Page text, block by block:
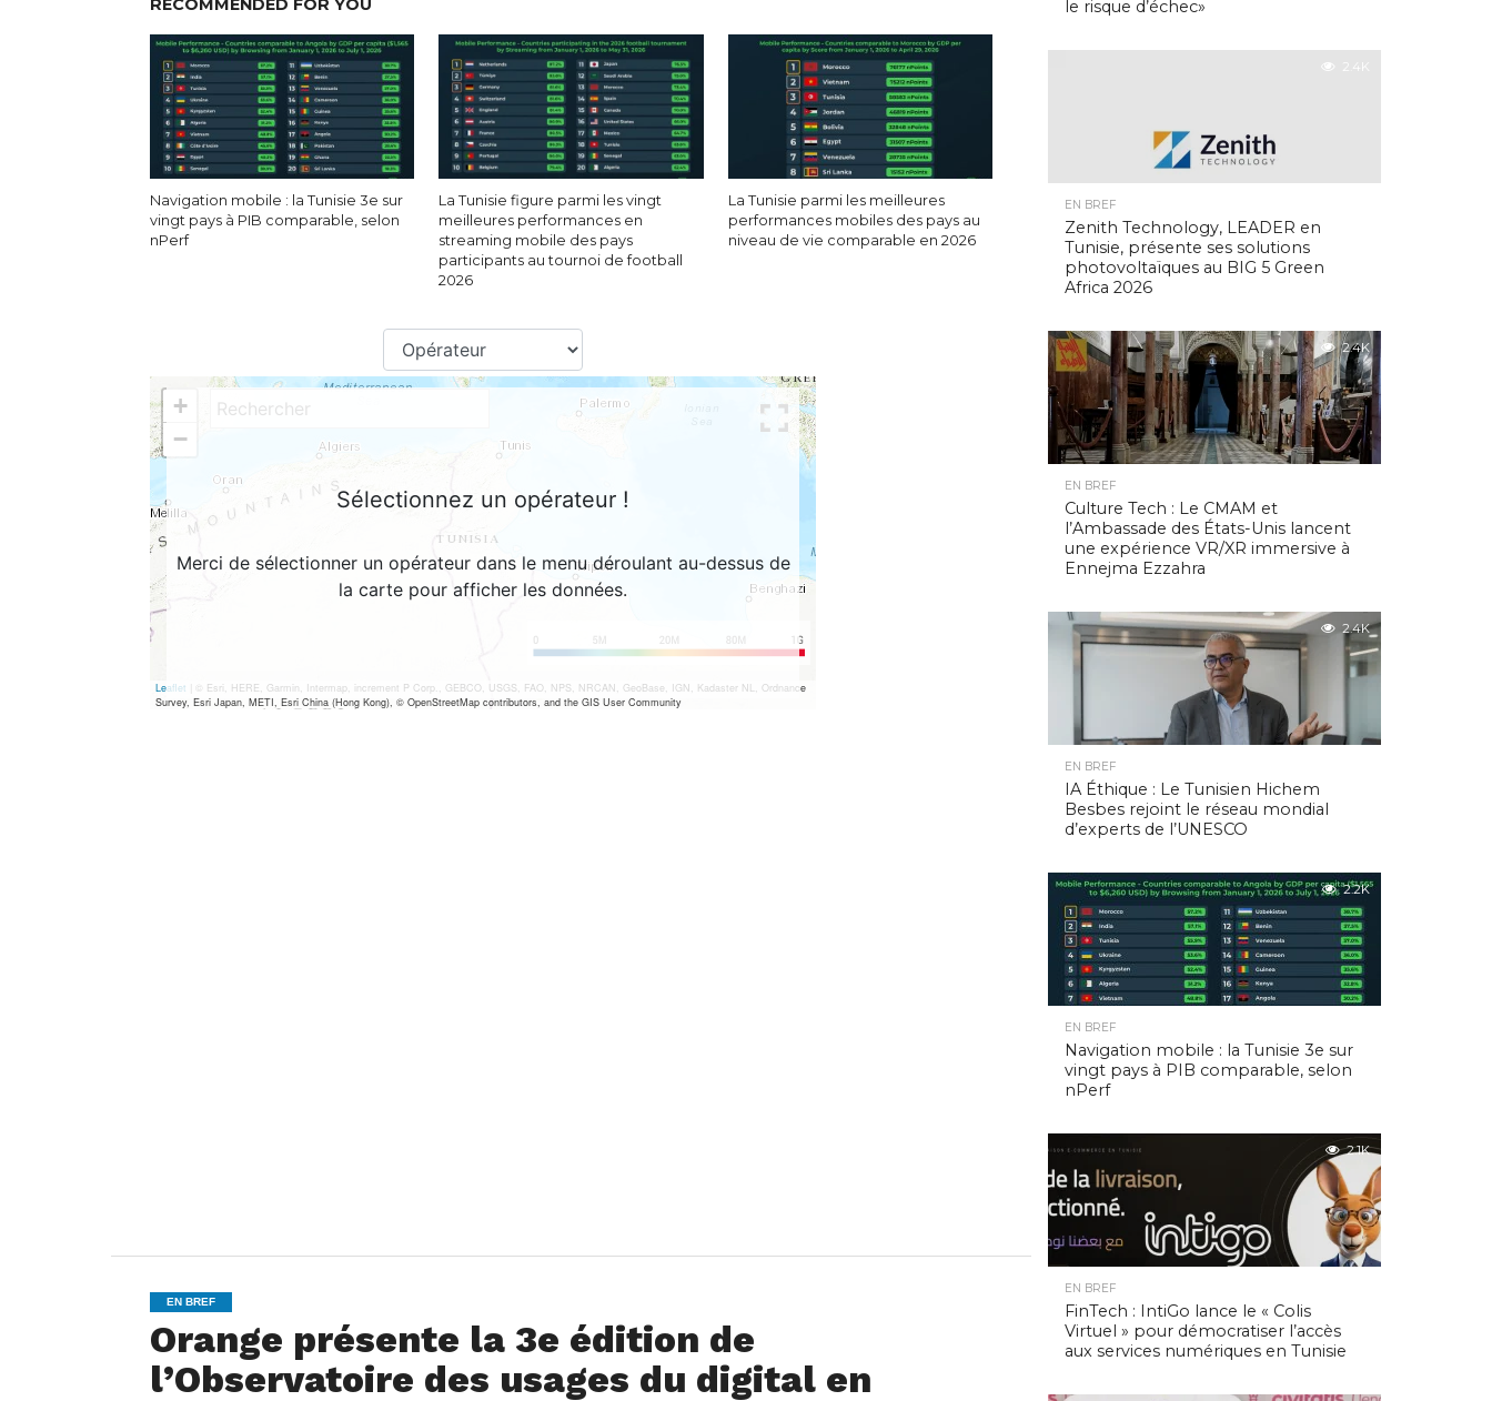
RECOMMENDED FOR YOU
Navigation mobile : la Tunisie 3e sur
vingt pays à PIB comparable, selon
nPerf
La Tunisie figure parmi les vingt
meilleures performances en
streaming mobile des pays
participants au tournoi de football
2026
La Tunisie parmi les meilleures
performances mobiles des pays au
niveau de vie comparable en 2026
EN BREF
Orange présente la 3e édition de
l’Observatoire des usages du digital en
le risque d’échec»
2.4K
EN BREF
Zenith Technology, LEADER en
Tunisie, présente ses solutions
photovoltaïques au BIG 5 Green
Africa 2026
2.4K
EN BREF
Culture Tech : Le CMAM et
l’Ambassade des États-Unis lancent
une expérience VR/XR immersive à
Ennejma Ezzahra
2.4K
EN BREF
IA Éthique : Le Tunisien Hichem
Besbes rejoint le réseau mondial
d’experts de l’UNESCO
2.2K
EN BREF
Navigation mobile : la Tunisie 3e sur
vingt pays à PIB comparable, selon
nPerf
2.1K
EN BREF
FinTech : IntiGo lance le « Colis
Virtuel » pour démocratiser l’accès
aux services numériques en Tunisie